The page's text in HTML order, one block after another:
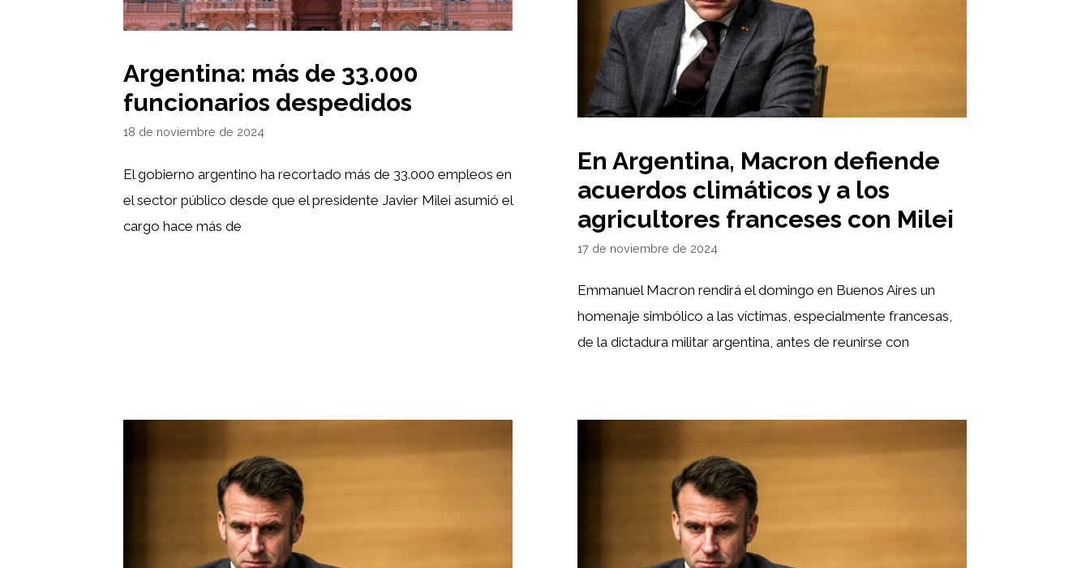
Argentina: más de 33.000
funcionarios despedidos
18 de noviembre de 2024
El gobierno argentino ha recortado más de 33.000 empleos en
el sector público desde que el presidente Javier Milei asumió el
cargo hace más de
En Argentina, Macron defiende
acuerdos climáticos y a los
agricultores franceses con Milei
17 de noviembre de 2024
Emmanuel Macron rendirá el domingo en Buenos Aires un
homenaje simbólico a las víctimas, especialmente francesas,
de la dictadura militar argentina, antes de reunirse con